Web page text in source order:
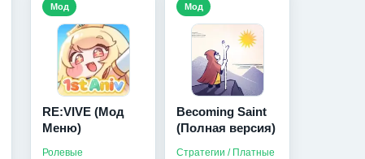
RE:VIVE (Мод
Меню)
Ролевые
Мод
Becoming Saint
(Полная версия)
Стратегии / Платные
Мод